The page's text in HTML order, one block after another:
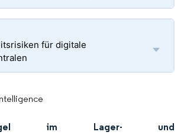
für digitale
im Lager- und